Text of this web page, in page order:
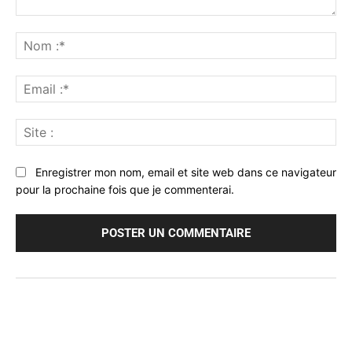
:*
:*
:
Enregistrer mon nom, email et site web dans ce navigateur
pour la prochaine fois que je commenterai.